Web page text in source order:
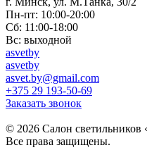
Пн-пт: 10:00-20:00
Сб: 11:00-18:00
Вс: выходной
asvetby
asvetby
asvet.by@gmail.com
+375 29 193-50-69
Заказать звонок
© 2026 Салон светильников
Все права защищены.